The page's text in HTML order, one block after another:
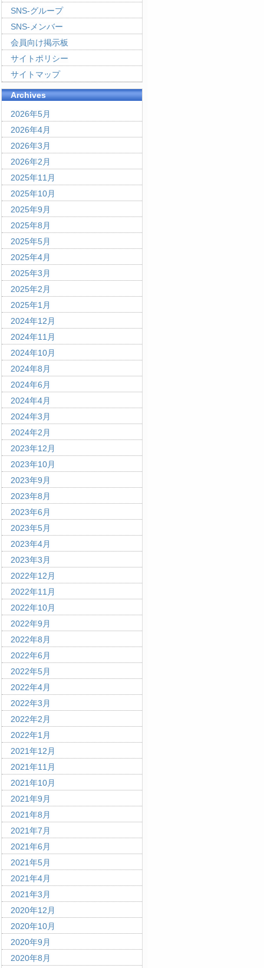
SNS-グループ
SNS-メンバー
会員向け掲示板
サイトポリシー
サイトマップ
Archives
2026年5月
2026年4月
2026年3月
2026年2月
2025年11月
2025年10月
2025年9月
2025年8月
2025年5月
2025年4月
2025年3月
2025年2月
2025年1月
2024年12月
2024年11月
2024年10月
2024年8月
2024年6月
2024年4月
2024年3月
2024年2月
2023年12月
2023年10月
2023年9月
2023年8月
2023年6月
2023年5月
2023年4月
2023年3月
2022年12月
2022年11月
2022年10月
2022年9月
2022年8月
2022年6月
2022年5月
2022年4月
2022年3月
2022年2月
2022年1月
2021年12月
2021年11月
2021年10月
2021年9月
2021年8月
2021年7月
2021年6月
2021年5月
2021年4月
2021年3月
2020年12月
2020年10月
2020年9月
2020年8月